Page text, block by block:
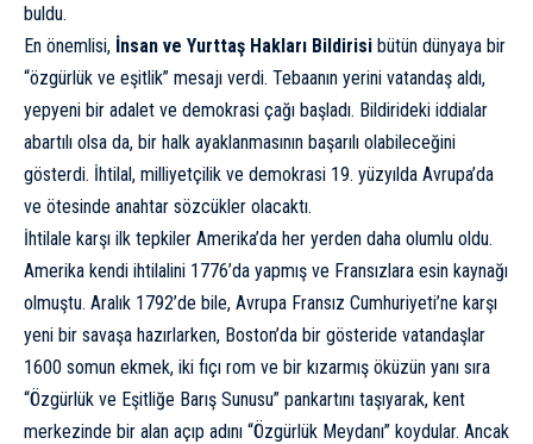
buldu.
En önemlisi, İnsan ve Yurttaş Hakları Bildirisi bütün dünyaya bir
“özgürlük ve eşitlik” mesajı verdi. Tebaanın yerini vatandaş aldı,
yepyeni bir adalet ve demokrasi çağı başladı. Bildirideki iddialar
abartılı olsa da, bir halk ayaklanmasının başarılı olabileceğini
gösterdi. İhtilal, milliyetçilik ve demokrasi 19. yüzyılda Avrupa’da
ve ötesinde anahtar sözcükler olacaktı.
İhtilale karşı ilk tepkiler Amerika’da her yerden daha olumlu oldu.
Amerika kendi ihtilalini 1776’da yapmış ve Fransızlara esin kaynağı
olmuştu. Aralık 1792’de bile, Avrupa Fransız Cumhuriyeti’ne karşı
yeni bir savaşa hazırlarken, Boston’da bir gösteride vatandaşlar
1600 somun ekmek, iki fıçı rom ve bir kızarmış öküzün yanı sıra
“Özgürlük ve Eşitliğe Barış Sunusu” pankartını taşıyarak, kent
merkezinde bir alan açıp adını “Özgürlük Meydanı” koydular. Ancak